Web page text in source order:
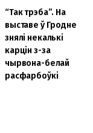
“Так трэба”. На
выставе ў Гродне
знялі некалькі
карцін з-за
чырвона-белай
расфарбоўкі